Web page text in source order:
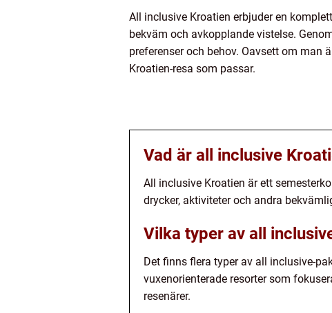
All inclusive Kroatien erbjuder en
bekväm och avkopplande vistelse.
preferenser och behov. Oavsett om man
Kroatien-resa som passar.
Vad är all inclusive
All inclusive Kroatien är ett
drycker, aktiviteter och andra
Vilka typer av all
Det finns flera typer av all inclusive-
vuxenorienterade resorter som
resenärer.